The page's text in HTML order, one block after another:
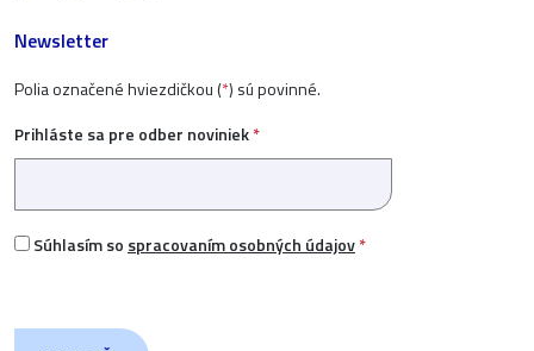
Newsletter
Polia označené hviezdičkou (*) sú povinné.
Prihláste sa pre odber noviniek*
Súhlasím so spracovaním osobných údajov*